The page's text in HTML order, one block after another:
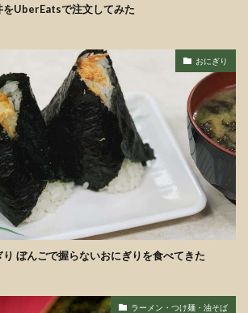
をUberEatsで注文してみた
おにぎり
り ぼんごで握らないおにぎりを食べてきた
ラーメン・つけ麺・油そば